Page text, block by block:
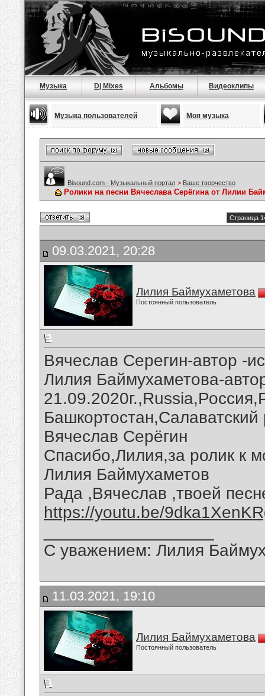
Музыка Dj Mixes Альбомы Видеоклипы
Музыка пользователей Моя музыка
Bisound.com - Музыкальный портал > Ваше творчество
Ролики на песни Вячеслава Серёгина от Лилии
Страница
09.03.2021, 20:28
Лилия Баймухаметова
Постоянный пользователь
Вячеслав Серегин-автор -
Лилия Баймухаметова-
Вячеслав Серёгин
Спасибо,Лилия,за ролик к
Лилия Баймухаметов
Рада ,Вячеслав ,твоей
https://youtu.be/
С уважением: Лилия
11.03.2021, 19:10
Лилия Баймухаметова
Постоянный пользователь